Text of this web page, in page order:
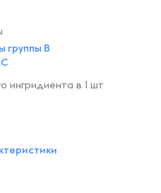
группы B
ингридиента в 1 шт